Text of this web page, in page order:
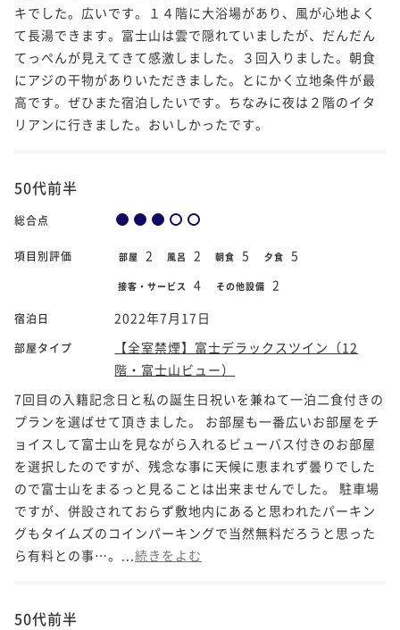
キでした。広いです。１４階に大浴場があり、風が心地よく
て長湯できます。富士山は雲で隠れていましたが、だんだん
てっぺんが見えてきて感激しました。３回入りました。朝食
にアジの干物がありいただきました。とにかく立地条件が最
高です。ぜひまた宿泊したいです。ちなみに夜は２階のイタ
リアンに行きました。おいしかったです。
50代前半
総合点
項目別評価 部屋 2 風呂 2 朝食 5 夕食 5
接客・サービス 4 その他設備 2
宿泊日 2022年7月17日
部屋タイプ
【全室禁煙】富士デラックスツイン（12
階・富士山ビュー）
7回目の入籍記念日と私の誕生日祝いを兼ねて一泊二食付きの
プランを選ばせて頂きました。 お部屋も一番広いお部屋をチ
ョイスして富士山を見ながら入れるビューバス付きのお部屋
を選択したのですが、残念な事に天候に恵まれず曇りでした
ので富士山をまるっと見ることは出来ませんでした。 駐車場
ですが、併設されておらず敷地内にあると思われたパーキン
グもタイムズのコインパーキングで当然無料だろうと思った
ら有料との事…。... 続きをよむ
50代前半